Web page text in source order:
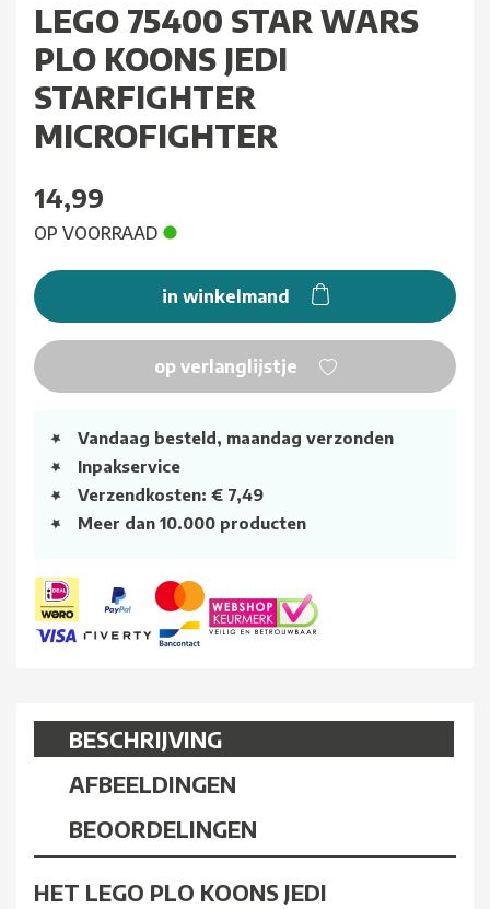
LEGO 75400 STAR WARS
PLO KOONS JEDI
STARFIGHTER
MICROFIGHTER
14,99
OP VOORRAAD
in winkelmand
op verlanglijstje
Vandaag besteld, maandag verzonden
Inpakservice
Verzendkosten: € 7,49
Meer dan 10.000 producten
BESCHRIJVING
AFBEELDINGEN
BEOORDELINGEN
HET LEGO PLO KOONS JEDI